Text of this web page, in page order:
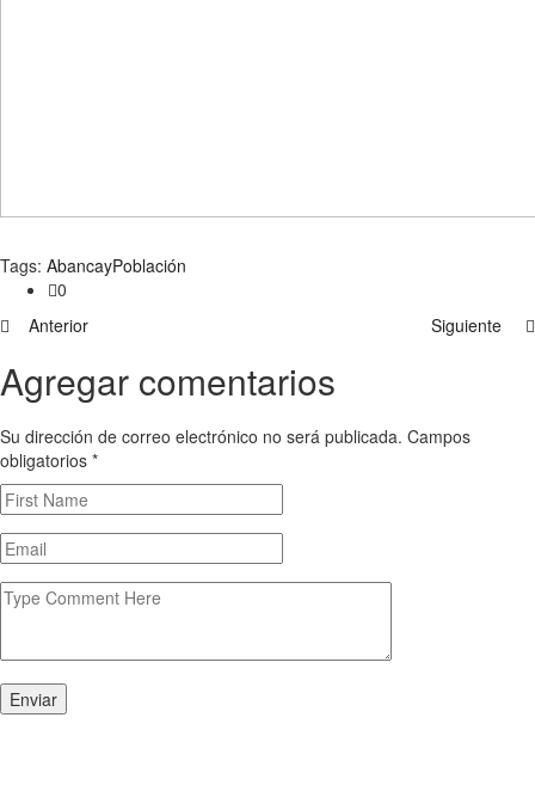
Tags: AbancayPoblación
0
Anterior
Siguiente
Agregar comentarios
Su dirección de correo electrónico no será publicada. Campos
obligatorios *
Enviar